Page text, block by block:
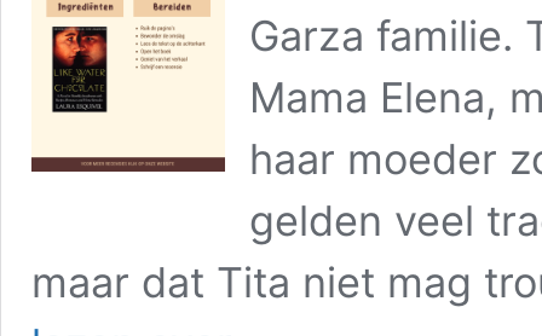
Garza familie.
Mama Elena,
haar moeder
gelden veel
maar dat Tita niet mag